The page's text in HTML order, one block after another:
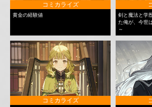
コミカライズ
黄金の経験値
剣と魔法と学
た俺が、今世
～
コミカライズ